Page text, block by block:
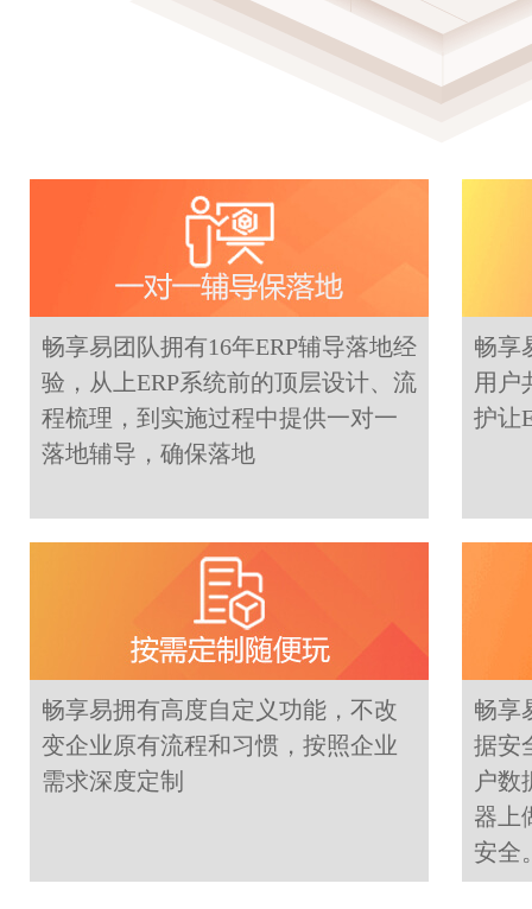
畅享易团队拥有16年ERP辅导落地经
验，从上ERP系统前的顶层设计、流
程梳理，到实施过程中提供一对一
落地辅导，确保落地
畅享
用户
护让
畅享易拥有高度自定义功能，不改
变企业原有流程和习惯，按照企业
需求深度定制
畅享
据安
户数
器上
安全